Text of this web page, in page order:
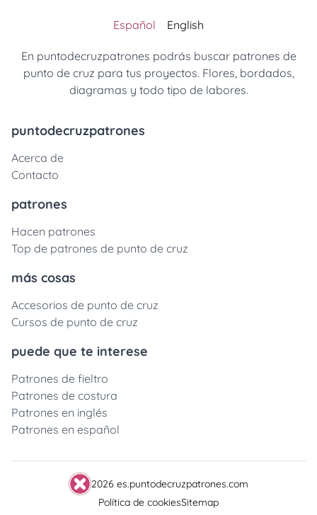
Español English
En puntodecruzpatrones podrás buscar patrones de
punto de cruz para tus proyectos. Flores, bordados,
diagramas y todo tipo de labores.
puntodecruzpatrones
Acerca de
Contacto
patrones
Hacen patrones
Top de patrones de punto de cruz
más cosas
Accesorios de punto de cruz
Cursos de punto de cruz
puede que te interese
Patrones de fieltro
Patrones de costura
Patrones en inglés
Patrones en español
2026 es.puntodecruzpatrones.com
Política de cookiesSitemap